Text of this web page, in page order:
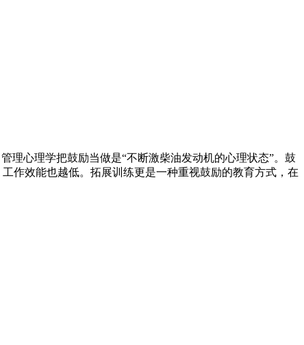
理心理学把鼓励当做是“不断激柴油发动机的心理状态”。鼓
作效能也越低。拓展训练更是一种重视鼓励的教育方式，在